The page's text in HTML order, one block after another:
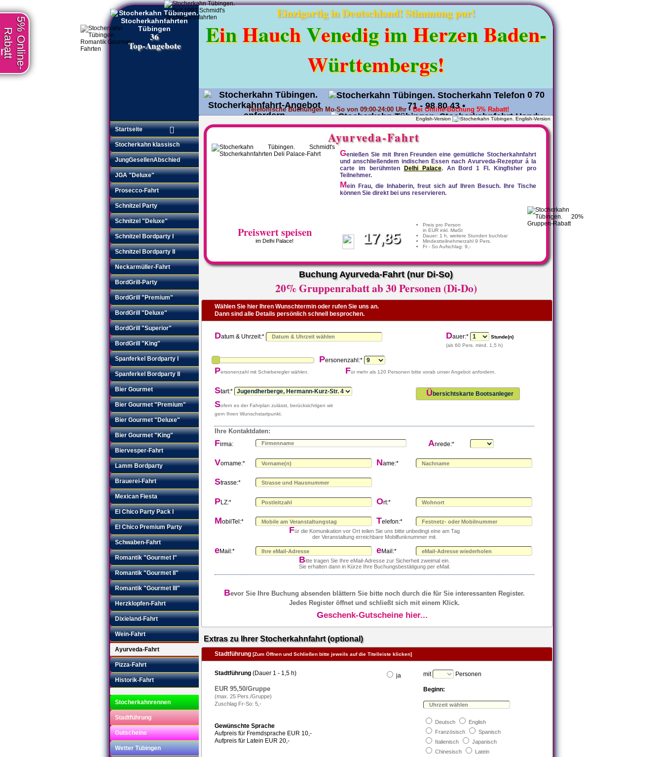
5% Online-
Rabatt 36
Top-Angebote
Einzigartig in Deutschland! Stimmung pur!
EinHauchVenedigimHerzenBaden-
Württembergs!
Angebot anfordern•
0 70
71 - 98 80 43•
0171 - 36 38 150
Telefonische Buchungen Mo-So von 09:00-24:00 Uhr • Bei Online-Buchung 5% Rabatt!
English-Version
Startseite
Stocherkahn klassisch
JungGesellenAbschied
JGA "Deluxe"
Prosecco-Fahrt
Schnitzel Party
Schnitzel "Deluxe"
Schnitzel Bordparty I
Schnitzel Bordparty II
Neckarmüller-Fahrt
BordGrill-Party
BordGrill "Premium"
BordGrill "Deluxe"
BordGrill "Superior"
BordGrill "King"
Spanferkel Bordparty I
Spanferkel Bordparty II
Bier Gourmet
Bier Gourmet "Premium"
Bier Gourmet "Deluxe"
Bier Gourmet "King"
Biervesper-Fahrt
Lamm Bordparty
Brauerei-Fahrt
Mexican Fiesta
El Chico Party Pack I
El Chico Premium Party
Schwaben-Fahrt
Romantik "Gourmet I"
Romantik "Gourmet II"
Romantik "Gourmet III"
Herzklopfen-Fahrt
Dixieland-Fahrt
Wein-Fahrt
Ayurveda-Fahrt
Pizza-Fahrt
Historik-Fahrt
Stocherkahnrennen
Stadtführung
Gutscheine
Wetter Tübingen
Ayurveda-Fahrt
Genießen Sie mit Ihren Freunden eine gemütliche Stocherkahnfahrt
und anschließendem indischen Essen nach Avurveda-Rezeptur á la
carte im berühmten
Delhi Palace. An Bord 1 Fl. Kingfisher pro
Teilnehmer.
Mein Frau, die Inhaberin, freut sich auf Ihren Besuch. Ihre Tische
können Sie direkt bei uns reservieren.
Preiswert speisen
im Delhi Palace!
Preis pro Person
in EUR inkl. MwSt
Dauer: 1 h, weitere Stunden buchbar
Mindestteilnehmerzahl 9 Pers.
Fr - So Aufschlag: 9,-
17,85
Buchung Ayurveda-Fahrt (nur Di-So)
20% Gruppenrabatt ab 30 Personen (Di-Do)
Wählen Sie hier Ihren Wunschtermin oder rufen Sie uns an.
Dann sind alle Details persönlich schnell besprochen.
Datum & Uhrzeit:* Dauer:*
Stunde(n)
(ab 60 Pers. mind. 1,5 h)
Personenzahl:*
Personenzahl mit Schieberegler wählen. Für mehr als 120 Personen bitte vorab unser Angebot anfordern.
Start:* Ü bersichtskarte Bootsanleger
Sofern es der Fahrplan zulässt, berücksichtigen wir
gern Ihren Wunschstartpunkt.
Ihre Kontaktdaten:
Firma: Anrede:*
Vorname:* Name:*
Strasse:*
PLZ:* Ort:*
MobilTel:* Telefon:*
Für die Komunikation vor Ort teilen Sie uns bitte unbedingt eine am Tag
der Veranstaltung erreichbare Mobilfunknummer mit.
eMail:* eMail:*
Bitte tragen Sie Ihre eMail-Adresse zur Sicherheit zweimal ein.
Sie erhalten dann in Kürze Ihre Buchungsbestätigung per eMail.
Bevor Sie Ihre Buchung absenden blättern Sie bitte noch durch die für Sie interessanten Register.
Jedes Register öffnet und schließt sich mit einem Klick.
Geschenk-Gutscheine hier...
Extras zu Ihrer Stocherkahnfahrt (optional)
Stadtführung[Zum Öffnen und Schließen bitte jeweils auf die Titelleiste klicken]
Stadtführung (Dauer 1 - 1,5 h)
EUR 95,50/Gruppe
(max. 25 Pers./Gruppe)
Zuschlag Fr-So: 5,-
Gewünschte Sprache
Aufpreis für Fremdsprache EUR 10,-
Aufpreis für Latein EUR 20,-
ja mit Personen
Beginn:
Deutsch
English
Französisch
Spanisch
Italienisch
Japanisch
Chinesisch
Latein